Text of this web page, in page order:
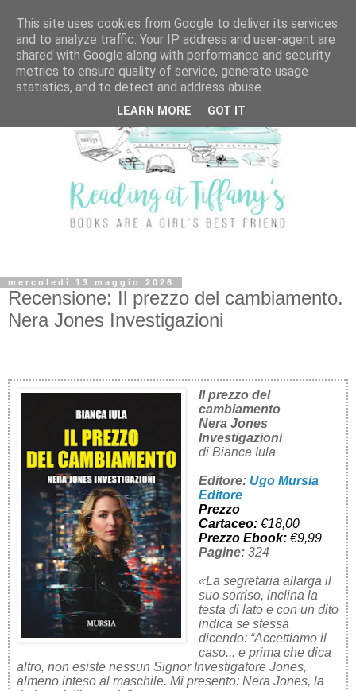
mercoledì 13 maggio 2026
Recensione: Il prezzo del cambiamento.
Nera Jones Investigazioni
Il prezzo del
cambiamento
Nera Jones
Investigazioni
di Bianca Iula
Editore: Ugo Mursia
Editore
Prezzo
Cartaceo:€18,00
Prezzo Ebook:€9,99
Pagine: 324
«La segretaria allarga il
suo sorriso, inclina la
testa di lato e con un dito
indica se stessa
dicendo: “Accettiamo il
caso... e prima che dica
altro, non esiste nessun Signor Investigatore Jones,
almeno inteso al maschile. Mi presento: Nera Jones, la
This site uses cookies from Google to deliver its services
and to analyze traffic. Your IP address and user-agent are
shared with Google along with performance and security
metrics to ensure quality of service, generate usage
statistics, and to detect and address abuse.
LEARN MORE GOT IT